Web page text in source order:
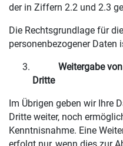
der in Ziffern 2.2 und 2.3
Die Rechtsgrundlage für
personenbezogener Daten
Weitergabe
Dritte
Im Übrigen geben wir Ihre
Dritte weiter, noch
Kenntnisnahme. Eine